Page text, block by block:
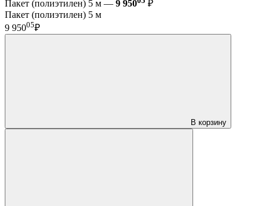
Пакет (полиэтилен) 5 м — 9 950
₽
Пакет (полиэтилен) 5 м
9 95005₽
В корзину